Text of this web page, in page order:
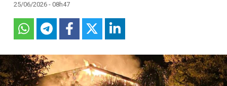
25/06/2026 - 08h47